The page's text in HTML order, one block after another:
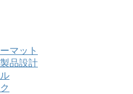
マット
品設計